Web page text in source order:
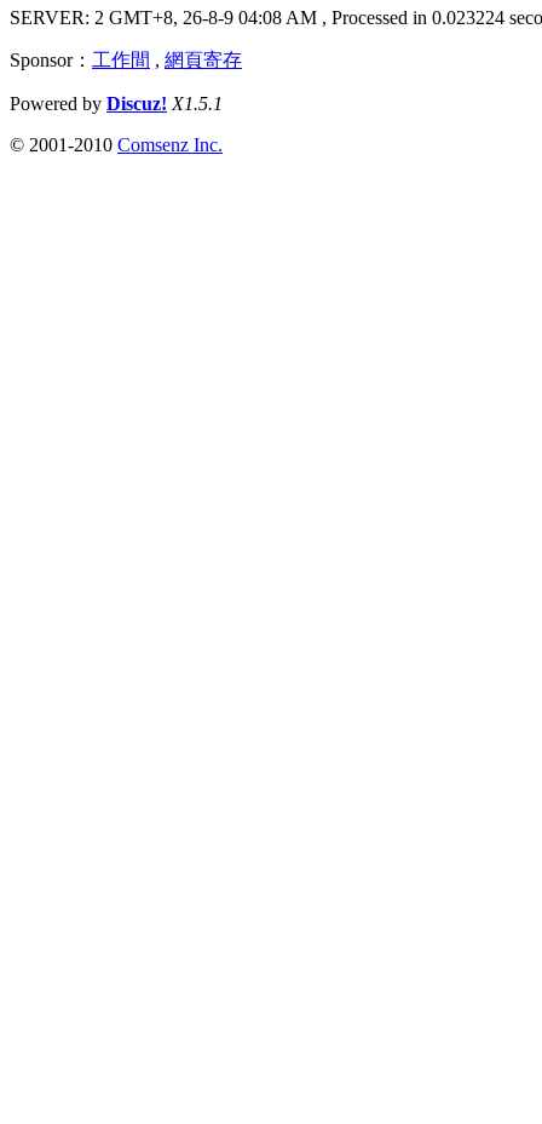
SERVER: 2 GMT+8, 26-8-9 04:08 AM , Processed in 0.023224
Sponsor： 工作間 , 網頁寄存
Powered by Discuz! X1.5.1
© 2001-2010 Comsenz Inc.